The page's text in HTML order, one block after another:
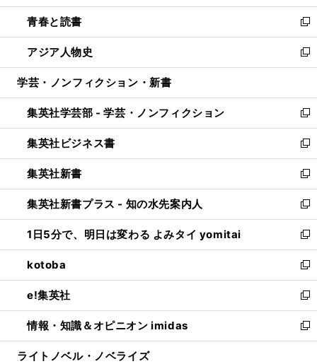
ウ
で
開
く
ン
ド
ウ
で
開
ウ
ィ
ン
ド
ウ
開
く
し
い
ウ
ィ
ン
ウ
で
開
く
青春と読書
新
し
い
ウ
ン
ド
ウ
で
開
く
アジア人物史
新
し
ウ
ィ
ン
ド
ウ
で
開
く
学芸・ノンフィクション・新書
集英社学芸部 - 学芸・ノンフィクション
新
し
い
ウ
ィ
ン
ド
ウ
で
開
く
集英社ビジネス書
新
し
い
ウ
ィ
ン
ド
ウ
で
開
く
集英社新書
新
し
い
ウ
ィ
ン
ド
ウ
で
開
く
集英社新書プラス - 知の水先案内人
新
し
い
ウ
ィ
ン
ド
ウ
で
開
1日5分で、明日は変わる よみタイ yomitai
新
し
い
ウ
ィ
ン
ド
ウ
kotoba
新
し
い
ウ
ィ
ン
e!集英社
新
し
い
ウ
情報・知識＆オピニオン imidas
新
し
ライトノベル・ノベライズ